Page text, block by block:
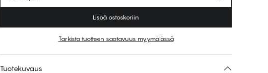
Lisää ostoskoriin
Tarkista tuotteen saatavuus myymälässä
Tuotekuvaus